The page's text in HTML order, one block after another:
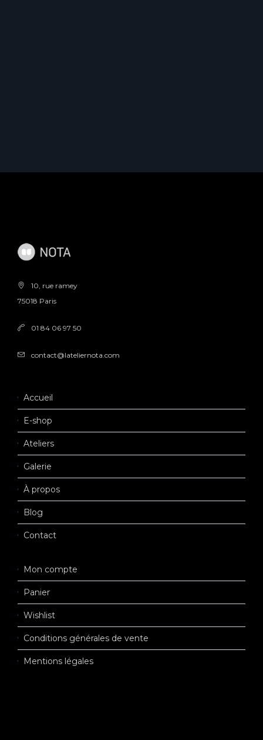
10, rue ramey
75018 Paris
01 84 06 97 50
contact@lateliernota.com
Accueil
E-shop
Ateliers
Galerie
À propos
Blog
Contact
Mon compte
Panier
Wishlist
Conditions générales de vente
Mentions légales